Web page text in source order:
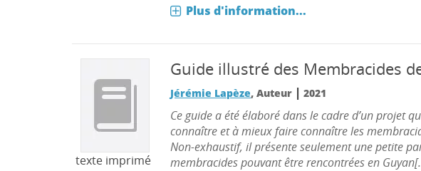
Plus d'information...
texte imprimé
Guide illustré des Membracides
Jérémie Lapèze, Auteur |2021
Ce guide a été élaboré dans le cadre d’un projet
connaître et à mieux faire connaître les
Non-exhaustif, il présente seulement une petite
membracides pouvant être rencontrées en